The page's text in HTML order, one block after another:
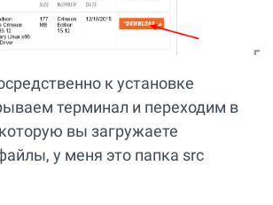
к установке
терминал и переходим в
вы загружаете
у меня это папка src